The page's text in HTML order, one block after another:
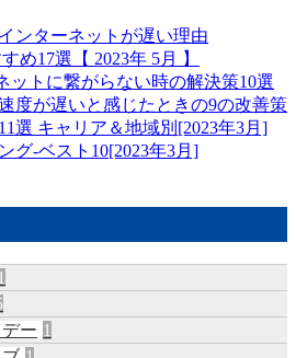
ンターネットが遅い理由
め17選【 2023年 5月 】
ットに繋がらない時の解決策10選
度が遅いと感じたときの9の改善策
選 キャリア＆地域別[2023年3月]
グ-ベスト10[2023年3月]
1
ー 1